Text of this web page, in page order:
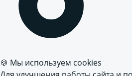
🍪 Мы используем cookies